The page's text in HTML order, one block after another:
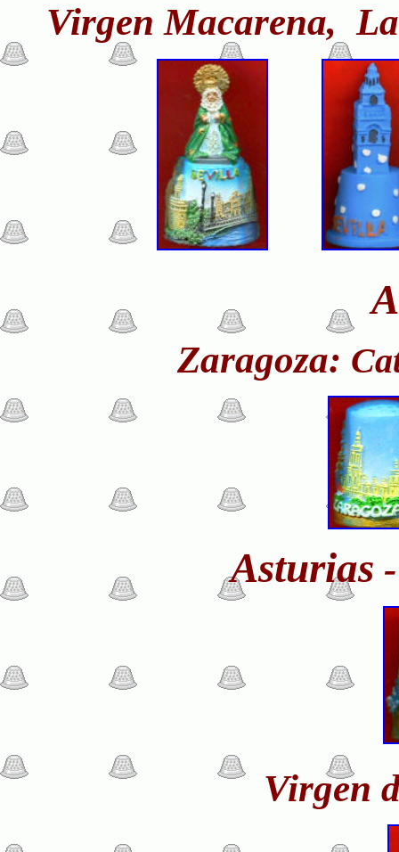
Virgen Macarena,
Zaragoza:
Asturias
Virgen